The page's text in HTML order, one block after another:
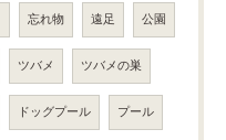
忘れ物 遠足 公園
ツバメ ツバメの巣
ドッグプール プール